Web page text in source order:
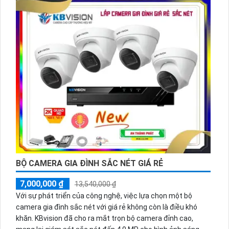
BỘ CAMERA GIA ĐÌNH SẮC NÉT GIÁ RẺ
7,000,000 ₫
13,540,000 ₫
Với sự phát triển của công nghệ, việc lựa chọn một bộ
camera gia đình sắc nét với giá rẻ không còn là điều khó
khăn. KBvision đã cho ra mắt trọn bộ camera đỉnh cao,